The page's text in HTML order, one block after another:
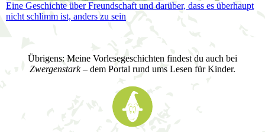
Eine Geschichte über Freundschaft und darüber, dass es überhaupt
nicht schlimm ist, anders zu sein
Übrigens: Meine Vorlesegeschichten findest du auch bei
Zwergenstark– dem Portal rund ums Lesen für Kinder.